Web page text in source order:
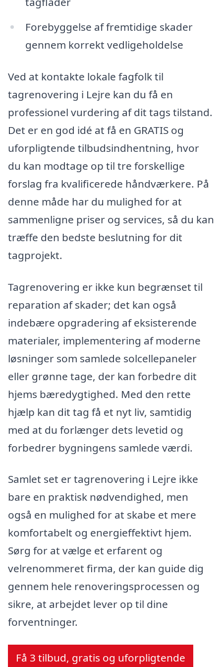
Forebyggelse af fremtidige skader
gennem korrekt vedligeholdelse
Ved at kontakte lokale fagfolk til
tagrenovering i Lejre kan du få en
professionel vurdering af dit tags tilstand.
Det er en god idé at få en GRATIS og
uforpligtende tilbudsindhentning, hvor
du kan modtage op til tre forskellige
forslag fra kvalificerede håndværkere. På
denne måde har du mulighed for at
sammenligne priser og services, så du kan
træffe den bedste beslutning for dit
tagprojekt.
Tagrenovering er ikke kun begrænset til
reparation af skader; det kan også
indebære opgradering af eksisterende
materialer, implementering af moderne
løsninger som samlede solcellepaneler
eller grønne tage, der kan forbedre dit
hjems bæredygtighed. Med den rette
hjælp kan dit tag få et nyt liv, samtidig
med at du forlænger dets levetid og
forbedrer bygningens samlede værdi.
Samlet set er tagrenovering i Lejre ikke
bare en praktisk nødvendighed, men
også en mulighed for at skabe et mere
komfortabelt og energieffektivt hjem.
Sørg for at vælge et erfarent og
velrenommeret firma, der kan guide dig
gennem hele renoveringsprocessen og
sikre, at arbejdet lever op til dine
forventninger.
Få 3 tilbud, gratis og uforpligtende